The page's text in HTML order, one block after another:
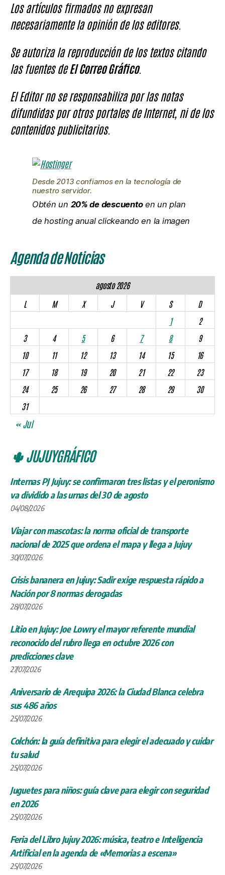
Los artículos firmados no expresan
necesariamente la opinión de los editores.
Se autoriza la reproducción de los textos citando
las fuentes deEl Correo Gráfico.
El Editor no se responsabiliza por las notas
difundidas por otros portales de Internet, ni de los
contenidos publicitarios.
Desde 2013 confiamos en la tecnología de
nuestro servidor.
Obtén un 20% de descuentoen un plan
de hosting anual clickeando en la imagen
Agenda de Noticias
agosto 2026
L
M X J V S
D
1
2
3
4 5 6 7 8
9
10
11 12 13 14 15
16
17
18 19 20 21 22
23
24
25 26 27 28 29
30
31
« Jul
🌵 JUJUYGRÁFICO
Internas PJ Jujuy: se confirmaron tres listas y el peronismo
va dividido a las urnas del 30 de agosto
04/08/2026
Viajar con mascotas: la norma oficial de transporte
nacional de 2025 que ordena el mapa y llega a Jujuy
30/07/2026
Crisis bananera en Jujuy: Sadir exige respuesta rápido a
Nación por 8 normas derogadas
28/07/2026
Litio en Jujuy: Joe Lowry el mayor referente mundial
reconocido del rubro llega en octubre 2026 con
predicciones clave
27/07/2026
Aniversario de Arequipa 2026: la Ciudad Blanca celebra
sus 486 años
25/07/2026
Colchón: la guía definitiva para elegir el adecuado y cuidar
tu salud
25/07/2026
Juguetes para niños: guía clave para elegir con seguridad
en 2026
25/07/2026
Feria del Libro Jujuy 2026: música, teatro e Inteligencia
Artificial en la agenda de «Memorias a escena»
25/07/2026